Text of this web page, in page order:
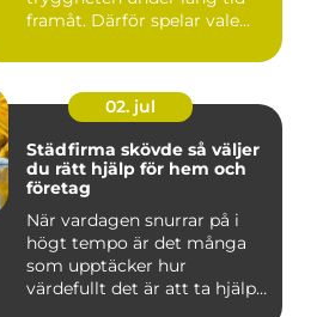
framåt. Därför spelar vale...
02. jul
Städfirma skövde så väljer
du rätt hjälp för hem och
företag
När vardagen snurrar på i
högt tempo är det många
som upptäcker hur
värdefullt det är att ta hjälp